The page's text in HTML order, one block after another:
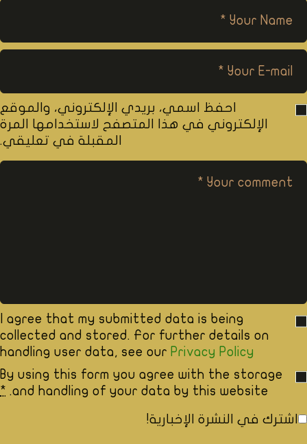
احفظ اسمي، بريدي الإلكتروني، والموقع
الإلكتروني في هذا المتصفح لاستخدامها المرة
المقبلة في تعليقي.
I agree that my submitted data is being
collected and stored. For further details on
handling user data, see our Privacy Policy
By using this form you agree with the storage
and handling of your data by this website.
*
اشترك في النشرة الإخبارية!